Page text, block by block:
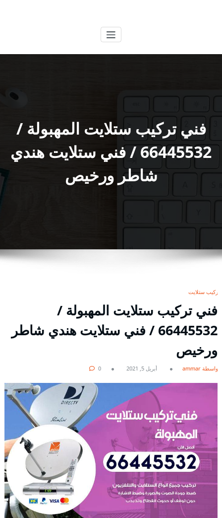
فني تركيب ستلايت المهبولة /
66445532 / فني ستلايت هندي
شاطر ورخيص
تركيب ستلايت
فني تركيب ستلايت المهبولة /
66445532 / فني ستلايت هندي شاطر
ورخيص
بواسطة ammar أبريل 5, 2021 0